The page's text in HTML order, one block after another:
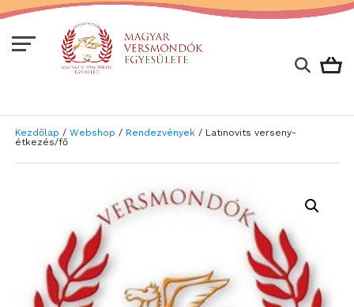
Kezdőlap / Webshop / Rendezvények/ Latinovits verseny-
étkezés/fő